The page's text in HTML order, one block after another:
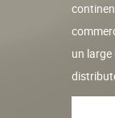
un large